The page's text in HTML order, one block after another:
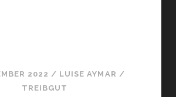
2022 / LUISE AYMAR /
TREIBGUT